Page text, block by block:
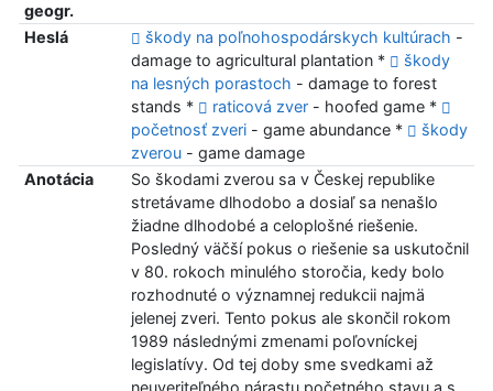
geogr.
Heslá škody na poľnohospodárskych kultúrach -
damage to agricultural plantation *
škody
na lesných porastoch - damage to forest
stands *
raticová zver- hoofed game *
početnosť zveri- game abundance *
škody
zverou- game damage
Anotácia
So škodami zverou sa v Českej republike
stretávame dlhodobo a dosiaľ sa nenašlo
žiadne dlhodobé a celoplošné riešenie.
Posledný väčší pokus o riešenie sa uskutočnil
v 80. rokoch minulého storočia, kedy bolo
rozhodnuté o významnej redukcii najmä
jelenej zveri. Tento pokus ale skončil rokom
1989 následnými zmenami poľovníckej
legislatívy. Od tej doby sme svedkami až